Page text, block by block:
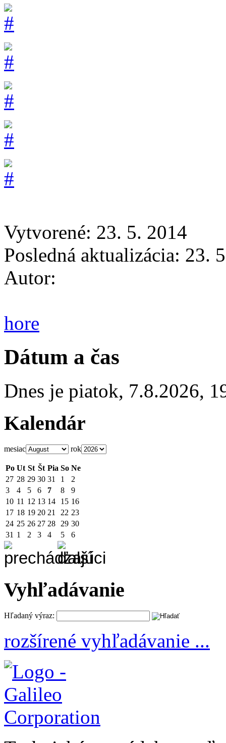
Vytvorené: 23. 5. 2014
Posledná aktualizácia: 23.
Autor:
hore
Dátum a čas
Dnes je piatok, 7.8.2026,
Kalendár
mesiac rok
Po Ut St Št Pia So Ne
27 28 29 30 31 1
2
3
4 5 6 7 8
9
10 11 12 13 14 15 16
17 18 19 20 21 22 23
24 25 26 27 28 29 30
31 1 2 3 4 5 6
Vyhľadávanie
Hľadaný výraz:
rozšírené vyhľadávanie ...